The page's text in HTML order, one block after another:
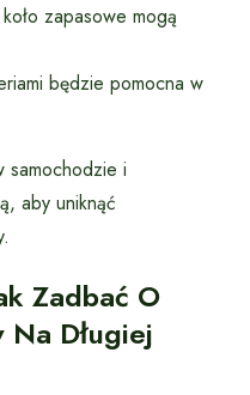
zapasowe mogą
będzie pomocna w
samochodzie i
aby uniknąć
Zadbać O
Długiej